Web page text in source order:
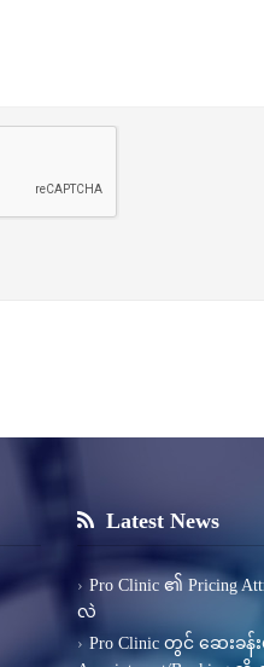
Latest News
Pro Clinic ၏ Pricing
လဲ
Pro Clinic တွင် ဆေးခန်